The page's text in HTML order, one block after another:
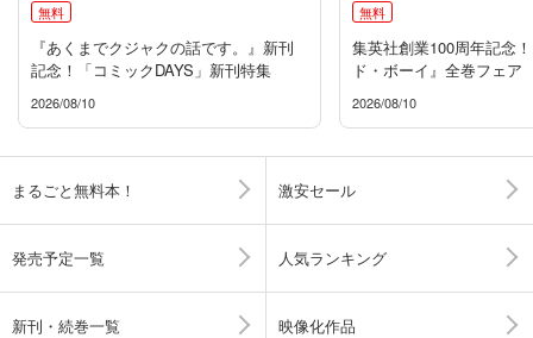
無料
『あくまでクジャクの話です。』新刊
記念！「コミックDAYS」新刊特集
2026/08/10
無料
集英社創業100周年記念
ド・ボーイ』全巻フェア
2026/08/10
まるごと無料本！ 激安セール
発売予定一覧 人気ランキング
新刊・続巻一覧 映像化作品